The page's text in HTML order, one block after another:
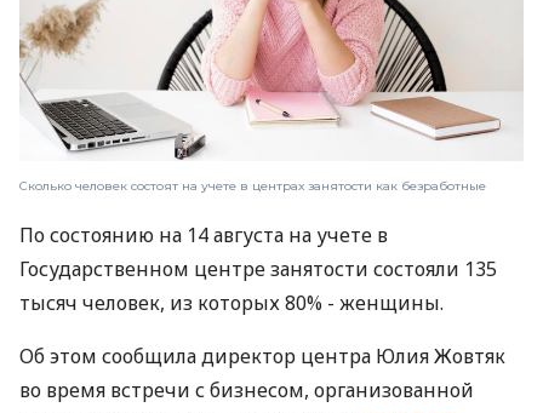
Сколько человек состоят на учете в центрах занятости как безработные
По состоянию на 14 августа на учете в
Государственном центре занятости состояли 135
тысяч человек, из которых 80% - женщины.
Об этом сообщила директор центра Юлия Жовтяк
во время встречи с бизнесом, организованной